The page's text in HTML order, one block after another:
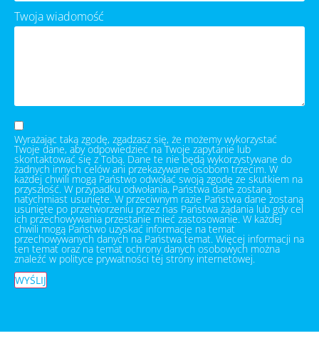
Twoja wiadomość
Wyrażając taką zgodę, zgadzasz się, że możemy wykorzystać
Twoje dane, aby odpowiedzieć na Twoje zapytanie lub
skontaktować się z Tobą. Dane te nie będą wykorzystywane do
żadnych innych celów ani przekazywane osobom trzecim. W
każdej chwili mogą Państwo odwołać swoją zgodę ze skutkiem na
przyszłość. W przypadku odwołania, Państwa dane zostaną
natychmiast usunięte. W przeciwnym razie Państwa dane zostaną
usunięte po przetworzeniu przez nas Państwa żądania lub gdy cel
ich przechowywania przestanie mieć zastosowanie. W każdej
chwili mogą Państwo uzyskać informacje na temat
przechowywanych danych na Państwa temat. Więcej informacji na
ten temat oraz na temat ochrony danych osobowych można
znaleźć w polityce prywatności tej strony internetowej.
WYŚLIJ